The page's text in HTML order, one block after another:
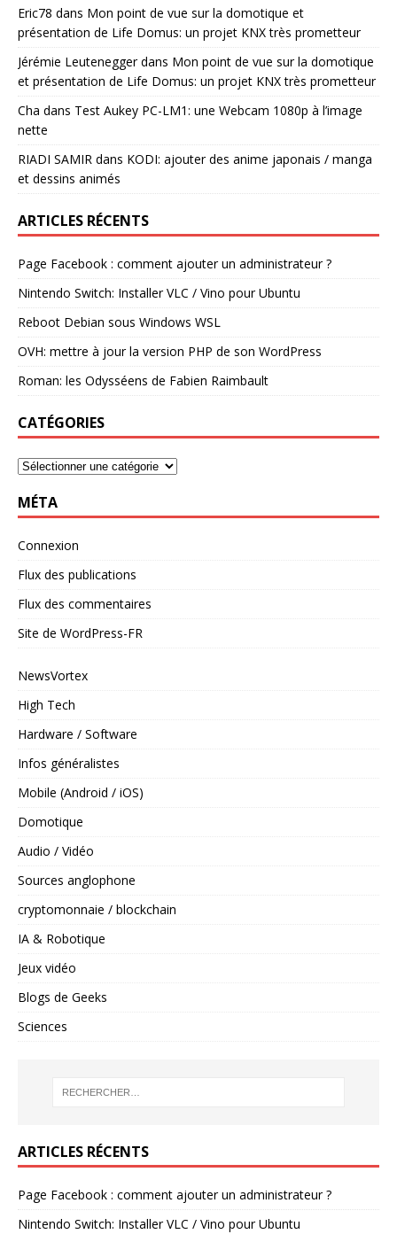
Eric78 dans Mon point de vue sur la domotique et
présentation de Life Domus: un projet KNX très prometteur
Jérémie Leuteneggerdans Mon point de vue sur la domotique
et présentation de Life Domus: un projet KNX très prometteur
Cha dans Test Aukey PC-LM1: une Webcam 1080p à l’image
nette
RIADI SAMIR dans KODI: ajouter des anime japonais / manga
et dessins animés
ARTICLES RÉCENTS
Page Facebook : comment ajouter un administrateur ?
Nintendo Switch: Installer VLC / Vino pour Ubuntu
Reboot Debian sous Windows WSL
OVH: mettre à jour la version PHP de son WordPress
Roman: les Odysséens de Fabien Raimbault
CATÉGORIES
MÉTA
Connexion
Flux des publications
Flux des commentaires
Site de WordPress-FR
NewsVortex
High Tech
Hardware / Software
Infos généralistes
Mobile (Android / iOS)
Domotique
Audio / Vidéo
Sources anglophone
cryptomonnaie / blockchain
IA & Robotique
Jeux vidéo
Blogs de Geeks
Sciences
ARTICLES RÉCENTS
Page Facebook : comment ajouter un administrateur ?
Nintendo Switch: Installer VLC / Vino pour Ubuntu